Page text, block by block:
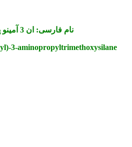
نام فارسی: ان 3 آمینو پروپیل تری متوکسی سیلان
3-aminopropyltrimethoxysilane